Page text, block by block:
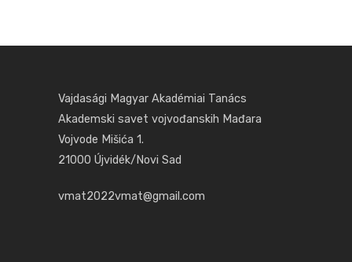
Vajdasági Magyar Akadémiai Tanács
Akademski savet vojvođanskih Mađara
Vojvode Mišića 1.
21000 Újvidék/Novi Sad
vmat2022vmat@gmail.com